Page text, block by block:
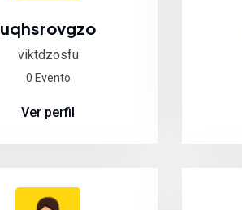
uqhsrovgzo
viktdzosfu
0 Evento
Ver perfil